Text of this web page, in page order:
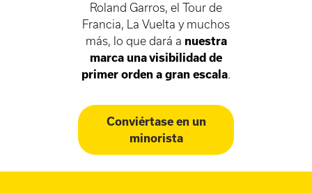
Roland Garros, el Tour de
Francia, La Vuelta y muchos
más, lo que dará a nuestra
marca una visibilidad de
primer orden a gran escala.
Conviértase en un
minorista